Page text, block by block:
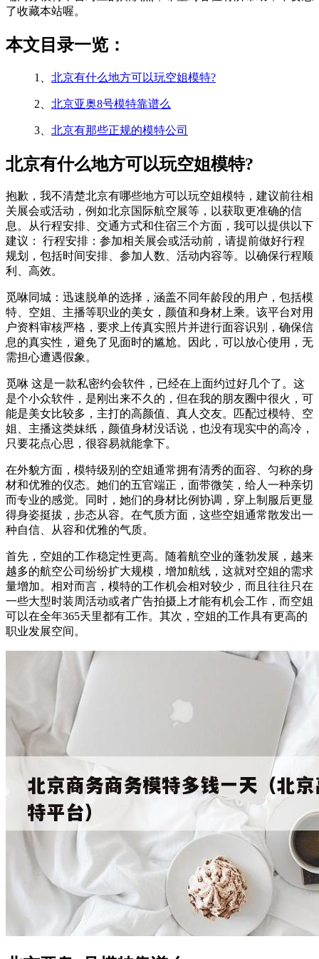
了收藏本站喔。
本文目录一览：
1、 北京有什么地方可以玩空姐模特?
2、 北京亚奥8号模特靠谱么
3、 北京有那些正规的模特公司
北京有什么地方可以玩空姐模特?
抱歉，我不清楚北京有哪些地方可以玩空姐模特，建议前往相
关展会或活动，例如北京国际航空展等，以获取更准确的信
息。从行程安排、交通方式和住宿三个方面，我可以提供以下
建议： 行程安排：参加相关展会或活动前，请提前做好行程
规划，包括时间安排、参加人数、活动内容等。以确保行程顺
利、高效。
觅咻同城：迅速脱单的选择，涵盖不同年龄段的用户，包括模
特、空姐、主播等职业的美女，颜值和身材上乘。该平台对用
户资料审核严格，要求上传真实照片并进行面容识别，确保信
息的真实性，避免了见面时的尴尬。因此，可以放心使用，无
需担心遭遇假象。
觅咻 这是一款私密约会软件，已经在上面约过好几个了。这
是个小众软件，是刚出来不久的，但在我的朋友圈中很火，可
能是美女比较多，主打的高颜值、真人交友。匹配过模特、空
姐、主播这类妹纸，颜值身材没话说，也没有现实中的高冷，
只要花点心思，很容易就能拿下。
在外貌方面，模特级别的空姐通常拥有清秀的面容、匀称的身
材和优雅的仪态。她们的五官端正，面带微笑，给人一种亲切
而专业的感觉。同时，她们的身材比例协调，穿上制服后更显
得身姿挺拔，步态从容。在气质方面，这些空姐通常散发出一
种自信、从容和优雅的气质。
首先，空姐的工作稳定性更高。随着航空业的蓬勃发展，越来
越多的航空公司纷纷扩大规模，增加航线，这就对空姐的需求
量增加。相对而言，模特的工作机会相对较少，而且往往只在
一些大型时装周活动或者广告拍摄上才能有机会工作，而空姐
可以在全年365天里都有工作。其次，空姐的工作具有更高的
职业发展空间。